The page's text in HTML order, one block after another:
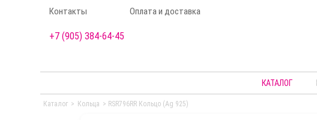
Контакты Оплата и доставка
+7 (905) 384-64-45
КАТАЛОГ
Каталог > Кольца > RSR796RR Кольцо (Ag 925)